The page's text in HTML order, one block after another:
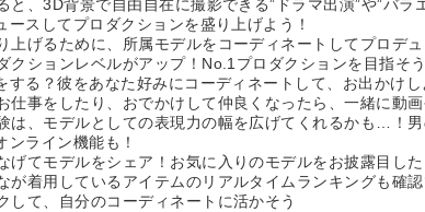
、3D背景で自由自在に撮影できる”ドラマ出演”や”バ
スしてプロダクションを盛り上げよう！
げるために、所属モデルをコーディネートしてプロデュ
ションレベルがアップ！No.1プロダクションを目指そう
する？彼をあなた好みにコーディネートして、お出かけし
事をしたり、おでかけして仲良くなったら、一緒に動
、モデルとしての表現力の幅を広げてくれるかも…！
ライン機能も！
てモデルをシェア！お気に入りのモデルをお披露目し
着用しているアイテムのリアルタイムランキングも確認
て、自分のコーディネートに活かそう